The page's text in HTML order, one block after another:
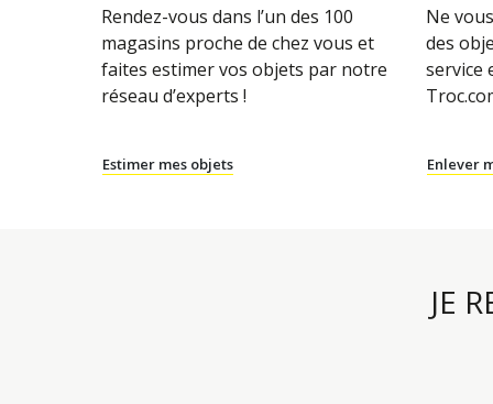
Rendez-vous dans l’un des 100
magasins proche de chez vous et
faites estimer vos objets par notre
réseau d’experts !
Estimer mes objets
Ne
des
service
Enlever
JE